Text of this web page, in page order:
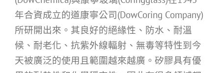
年合資成立的道康寧公司(DowCoring Company)
所研開出來。其良好的絕緣性、防水、耐溫
候、耐老化、抗紫外線輻射、無毒等特性到今
天被廣泛的使用且範圍越來越廣。矽膠具有優